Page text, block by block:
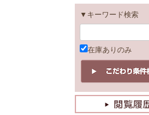
▼キーワード検索
在庫ありのみ